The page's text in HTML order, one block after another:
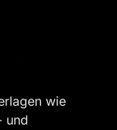
wie
und